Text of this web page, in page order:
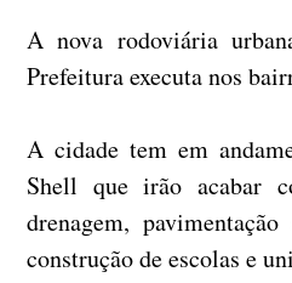
A nova rodoviária
Prefeitura executa nos
A cidade tem em
Shell que irão acabar
drenagem,
construção de escolas e